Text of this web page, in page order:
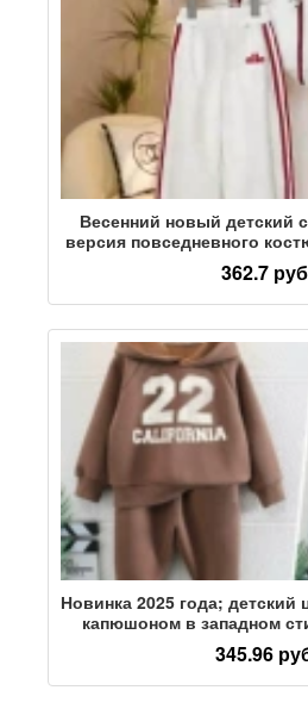
Весенний новый детский
версия повседневного
и девочек, большая
предметов
362.7
Новинка 2025 года;
капюшоном в западном
осень-зима; флисовый
девочек; комплект из
345.96